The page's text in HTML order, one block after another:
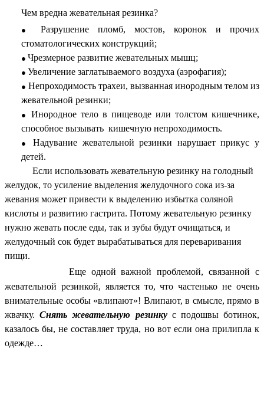
Чем вредна жевательная резинка?
Разрушение пломб, мостов, коронок и прочих
стоматологических конструкций;
Чрезмерное развитие жевательных мышц;
Увеличение заглатываемого воздуха (аэрофагия);
Непроходимость трахеи, вызванная инородным телом из
жевательной резинки;
Инородное тело в пищеводе или толстом кишечнике,
способное вызывать кишечную непроходимость.
Надувание жевательной резинки нарушает прикус у
детей.
Если использовать жевательную резинку на голодный
желудок, то усиление выделения желудочного сока из-за
жевания может привести к выделению избытка соляной
кислоты и развитию гастрита. Потому жевательную резинку
нужно жевать после еды, так и зубы будут очищаться, и
желудочный сок будет вырабатываться для переваривания
пищи.
Еще одной важной проблемой, связанной с
жевательной резинкой, является то, что частенько не очень
внимательные особы «влипают»! Влипают, в смысле, прямо в
жвачку.Снять жевательную резинкус подошвы ботинок,
казалось бы, не составляет труда, но вот если она прилипла к
одежде…